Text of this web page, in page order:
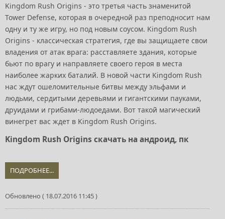
Kingdom Rush Origins - это третья часть знаменитой
Tower Defense, которая в очередной раз преподносит нам
одну и ту же игру, но под новым соусом. Kingdom Rush
Origins - классическая стратегия, где вы защищаете свои
владения от атак врага: расставляете здания, которые
бьют по врагу и направляете своего героя в места
наиболее жарких баталий. В новой части Kingdom Rush
нас ждут ошеломительные битвы между эльфами и
людьми, сердитыми деревьями и гигантскими пауками,
друидами и грибами-людоедами. Вот такой магический
винегрет вас ждет в Kingdom Rush Origins.
Kingdom Rush Origins скачать на андроид, пк
ПОДРОБНЕЕ...
Обновлено ( 18.07.2016 11:45 )